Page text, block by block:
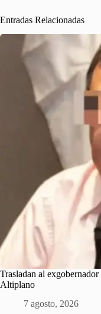
Entradas Relacionadas
Trasladan al
Altiplano
7 agosto, 2026